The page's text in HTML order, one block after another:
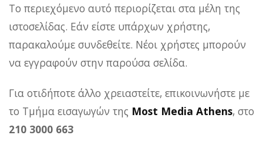
Το περιεχόμενο αυτό περιορίζεται στα μέλη της
ιστοσελίδας. Εάν είστε υπάρχων χρήστης,
παρακαλούμε συνδεθείτε. Νέοι χρήστες μπορούν
να εγγραφούν στην παρούσα σελίδα.
Για οτιδήποτε άλλο χρειαστείτε, επικοινωνήστε με
το Τμήμα εισαγωγών της Most Media Athens, στο
210 3000 663